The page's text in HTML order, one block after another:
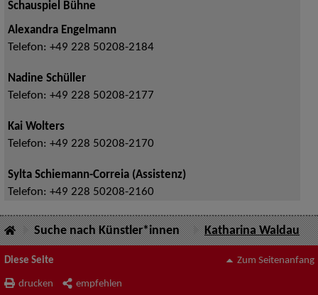
Schauspiel Bühne
Alexandra Engelmann
Telefon: +49 228 50208-2184
Nadine Schüller
Telefon: +49 228 50208-2177
Kai Wolters
Telefon: +49 228 50208-2170
Sylta Schiemann-Correia (Assistenz)
Telefon: +49 228 50208-2160
Suche nach Künstler*innen Katharina Waldau
Diese Seite
drucken empfehlen
Zum Seitenanfang